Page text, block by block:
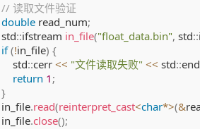
// 读取文件验证
double read_num;
    std
::ifstream in_file("float_data.bin", std::
if (!in_file) {
        std
::cerr << "文件读取失败" << std::
return 1 ;
}
    in_file
.read(reinterpret_cast<char*>(&
    in_file
.close();